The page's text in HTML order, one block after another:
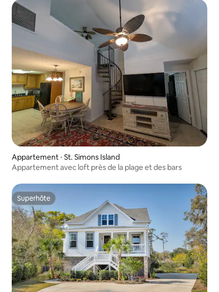
Appartement ⋅ St. Simons Island
Appartement avec loft près de la plage et des bars
Superhôte
Superhôte